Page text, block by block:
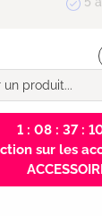
5
1 : 08 : 37 :
sur les